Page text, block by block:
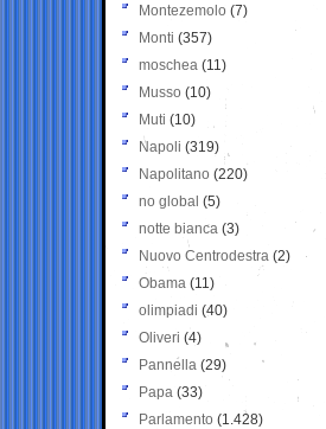
Montezemolo (7)
Monti (357)
moschea (11)
Musso (10)
Muti (10)
Napoli (319)
Napolitano (220)
no global (5)
notte bianca (3)
Nuovo Centrodestra (2)
Obama (11)
olimpiadi (40)
Oliveri (4)
Pannella (29)
Papa (33)
Parlamento (1.428)